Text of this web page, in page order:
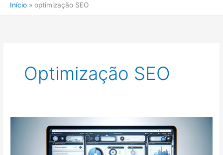
Início optimização SEO
Optimização SEO